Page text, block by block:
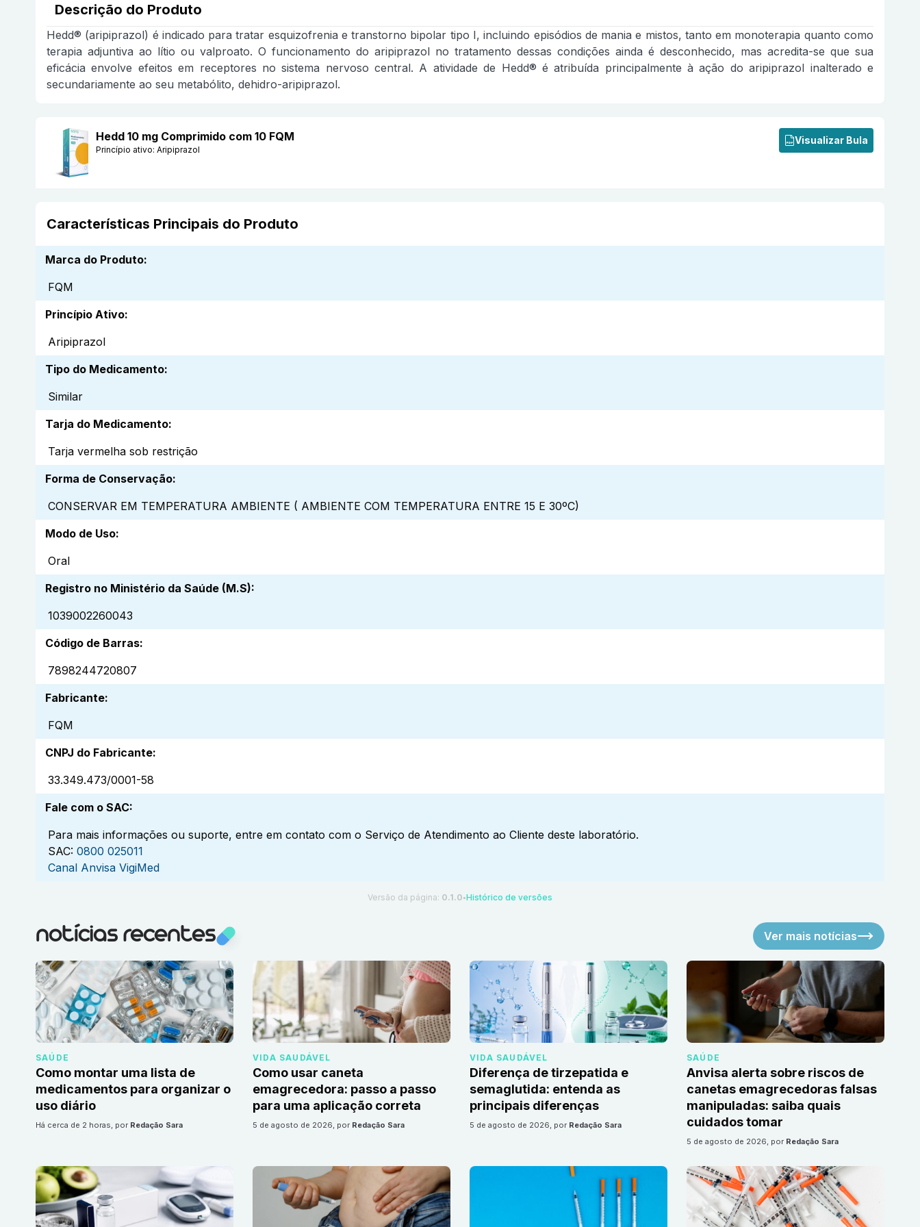
Descrição do Produto
Hedd® (aripiprazol) é indicado para tratar esquizofrenia e transtorno bipolar tipo I, incluindo episódios de mania e mistos, tanto em monoterapia quanto como
terapia adjuntiva ao lítio ou valproato. O funcionamento do aripiprazol no tratamento dessas condições ainda é desconhecido, mas acredita-se que sua
eficácia envolve efeitos em receptores no sistema nervoso central. A atividade de Hedd® é atribuída principalmente à ação do aripiprazol inalterado e
secundariamente ao seu metabólito, dehidro-aripiprazol.
Hedd 10 mg Comprimido com 10 FQM
Princípio ativo: Aripiprazol
Visualizar Bula
Características Principais do Produto
Marca do Produto:
FQM
Princípio Ativo:
Aripiprazol
Tipo do Medicamento:
Similar
Tarja do Medicamento:
Tarja vermelha sob restrição
Forma de Conservação:
CONSERVAR EM TEMPERATURA AMBIENTE ( AMBIENTE COM TEMPERATURA ENTRE 15 E 30ºC)
Modo de Uso:
Oral
Registro no Ministério da Saúde (M.S):
1039002260043
Código de Barras:
7898244720807
Fabricante:
FQM
CNPJ do Fabricante:
33.349.473/0001-58
Fale com o SAC:
Para mais informações ou suporte, entre em contato com o Serviço de Atendimento ao Cliente deste laboratório.
SAC: 0800 025011
Canal Anvisa VigiMed
Versão da página: 0.1.0 ●Histórico de versões
notícias recentes Ver mais notícias
SAÚDE
Como montar uma lista de
medicamentos para organizar o
uso diário
há cerca de 2 horas, por Redação Sara
VIDA SAUDÁVEL
Como usar caneta
emagrecedora: passo a passo
para uma aplicação correta
5 de agosto de 2026, por Redação Sara
VIDA SAUDÁVEL
Diferença de tirzepatida e
semaglutida: entenda as
principais diferenças
5 de agosto de 2026, por Redação Sara
SAÚDE
Anvisa alerta sobre riscos de
canetas emagrecedoras falsas
manipuladas: saiba quais
cuidados tomar
5 de agosto de 2026, por Redação Sara